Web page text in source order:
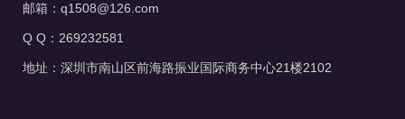
邮箱：q1508@126.com
Q Q：269232581
地址：深圳市南山区前海路振业国际商务中心21楼2102